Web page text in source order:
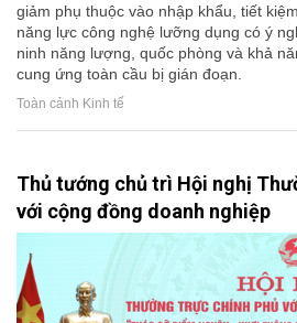
giảm phụ thuộc vào nhập khẩu, tiết
năng lực công nghệ lưỡng dụng có ý
ninh năng lượng, quốc phòng và khả
cung ứng toàn cầu bị gián đoạn.
Toàn cảnh Kinh tế
Thủ tướng chủ trì Hội nghị
với cộng đồng doanh nghiệp